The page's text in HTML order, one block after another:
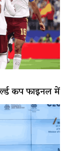
कप फाइनल में